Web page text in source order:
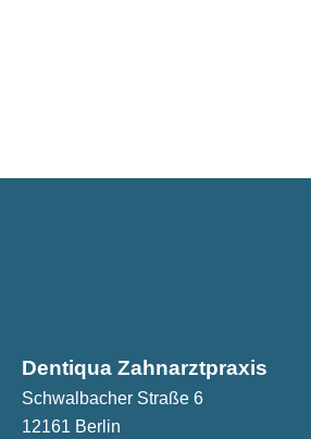
Dentiqua Zahnarztpraxis
Schwalbacher Straße 6
12161 Berlin